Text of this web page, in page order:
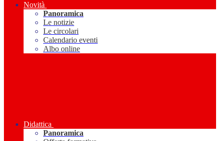
Novità
Panoramica
Le notizie
Le circolari
Calendario eventi
Albo online
Didattica
Panoramica